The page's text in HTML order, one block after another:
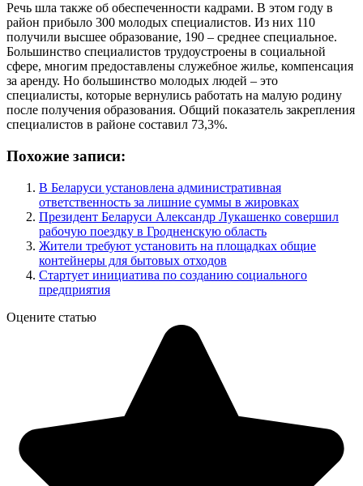
Речь шла также об обеспеченности кадрами. В этом году в
район прибыло 300 молодых специалистов. Из них 110
получили высшее образование, 190 – среднее специальное.
Большинство специалистов трудоустроены в социальной
сфере, многим предоставлены служебное жилье, компенсация
за аренду. Но большинство молодых людей – это
специалисты, которые вернулись работать на малую родину
после получения образования. Общий показатель закрепления
специалистов в районе составил 73,3%.
Похожие записи:
В Беларуси установлена административная
ответственность за лишние суммы в жировках
Президент Беларуси Александр Лукашенко совершил
рабочую поездку в Гродненскую область
Жители требуют установить на площадках общие
контейнеры для бытовых отходов
Стартует инициатива по созданию социального
предприятия
Оцените статью